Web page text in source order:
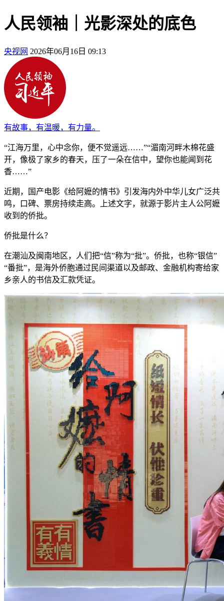
人民领袖｜光影深处的底色
央视网 2026年06月16日 09:13
有故事，有温暖，有力量。
“江海万里，心中念你，便不觉遥远……”“湄南河畔木棉花盛
开，像极了家乡的春天，压了一朵在信中，望你也能闻到花
香……”
近期，国产电影《给阿嬷的情书》引发海内外中华儿女广泛共
鸣，口碑、票房持续走高。上述文字，就源于影片主人公阿嬷
收到的侨批。
侨批是什么？
在潮汕及闽南地区，人们把“信”称为“批”。侨批，也称“银信”
“番批”，是海外侨胞通过民间渠道以及邮政、金融机构寄给家
乡亲人的书信及汇款凭证。